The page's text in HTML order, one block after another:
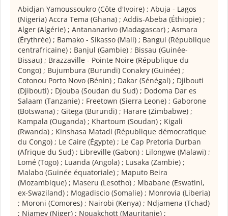
Abidjan Yamoussoukro (Côte d'Ivoire) ; Abuja - Lagos
(Nigeria) Accra Tema (Ghana) ; Addis-Abeba (Éthiopie) ;
Alger (Algérie) ; Antananarivo (Madagascar) ; Asmara
(Érythrée) ; Bamako - Sikasso (Mali) ; Bangui (République
centrafricaine) ; Banjul (Gambie) ; Bissau (Guinée-
Bissau) ; Brazzaville - Pointe Noire (République du
Congo) ; Bujumbura (Burundi) Conakry (Guinée) ;
Cotonou Porto Novo (Bénin) ; Dakar (Sénégal) ; Djibouti
(Djibouti) ; Djouba (Soudan du Sud) ; Dodoma Dar es
Salaam (Tanzanie) ; Freetown (Sierra Leone) ; Gaborone
(Botswana) ; Gitega (Burundi) ; Harare (Zimbabwe) ;
Kampala (Ouganda) ; Khartoum (Soudan) ; Kigali
(Rwanda) ; Kinshasa Matadi (République démocratique
du Congo) ; Le Caire (Égypte) ; Le Cap Pretoria Durban
(Afrique du Sud) ; Libreville (Gabon) ; Lilongwe (Malawi) ;
Lomé (Togo) ; Luanda (Angola) ; Lusaka (Zambie) ;
Malabo (Guinée équatoriale) ; Maputo Beira
(Mozambique) ; Maseru (Lesotho) ; Mbabane (Eswatini,
ex-Swaziland) ; Mogadiscio (Somalie) ; Monrovia (Liberia)
; Moroni (Comores) ; Nairobi (Kenya) ; Ndjamena (Tchad)
; Niamey (Niger) ; Nouakchott (Mauritanie) ;